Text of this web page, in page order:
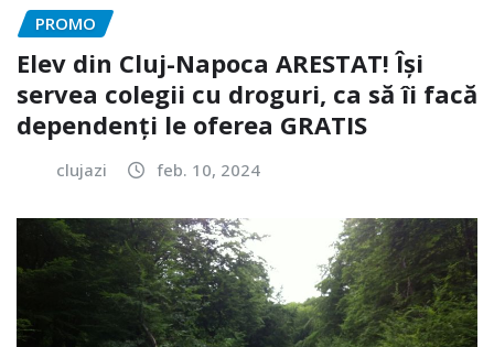
PROMO
Elev din Cluj-Napoca ARESTAT! Își
servea colegii cu droguri, ca să îi facă
dependenți le oferea GRATIS
clujazi feb. 10, 2024